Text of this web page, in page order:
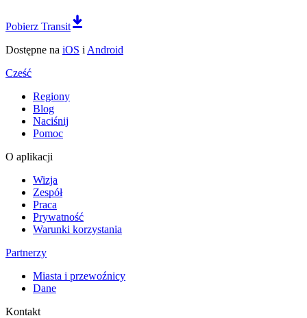
Pobierz Transit
Dostępne na iOS i Android
Cześć
Regiony
Blog
Naciśnij
Pomoc
O aplikacji
Wizja
Zespół
Praca
Prywatność
Warunki korzystania
Partnerzy
Miasta i przewoźnicy
Dane
Kontakt